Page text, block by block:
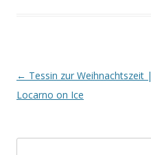
Artikel-Navigation
← Tessin zur Weihnachtszeit |
Locarno on Ice